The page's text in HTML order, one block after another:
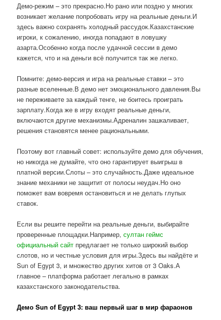
Демо-режим – это прекрасно.Но рано или поздно у многих
возникает желание попробовать игру на реальные деньги.И
здесь важно сохранять холодный рассудок.Казахстанские
игроки, к сожалению, иногда попадают в ловушку
азарта.Особенно когда после удачной сессии в демо
кажется, что и на деньги всё получится так же легко.
Помните: демо-версия и игра на реальные ставки – это
разные вселенные.В демо нет эмоционального давления.Вы
не переживаете за каждый тенге, не боитесь проиграть
зарплату.Когда же в игру входят реальные деньги,
включаются другие механизмы.Адреналин зашкаливает,
решения становятся менее рациональными.
Поэтому вот главный совет: используйте демо для обучения,
но никогда не думайте, что оно гарантирует выигрыш в
платной версии.Слоты – это случайность.Даже идеальное
знание механики не защитит от полосы неудач.Но оно
поможет вам вовремя остановиться и не делать глупых
ставок.
Если вы решите перейти на реальные деньги, выбирайте
проверенные площадки.Например,султан геймс
официальный сайт предлагает не только широкий выбор
слотов, но и честные условия для игры.Здесь вы найдёте и
Sun of Egypt 3, и множество других хитов от 3 Oaks.А
главное – платформа работает легально в рамках
казахстанского законодательства.
Демо Sun of Egypt 3: ваш первый шаг в мир фараонов